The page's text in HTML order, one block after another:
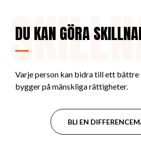
DU KAN GÖRA
Varje person kan bidra till ett bättre
bygger på mänskliga rättigheter.
BLI EN